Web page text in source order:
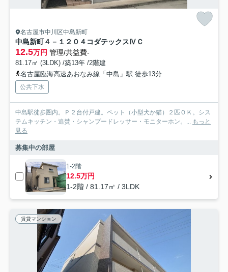
名古屋市中川区中島新町
中島新町４－１２０４コダテックスⅣＣ
12.5万円 管理/共益費-
81.17㎡ (3LDK) /築13年 /2階建
名古屋臨海高速あおなみ線「中島」駅 徒歩13分
公共下水
中島駅徒歩圏内。Ｐ２台付戸建。ペット（小型犬か猫）２匹ＯＫ。シス
テムキッチン・追焚・シャンプードレッサー・モニターホン。...
もっと
見る
募集中の部屋
1-2階
12.5万円
1-2階 / 81.17㎡ / 3LDK
賃貸マンション